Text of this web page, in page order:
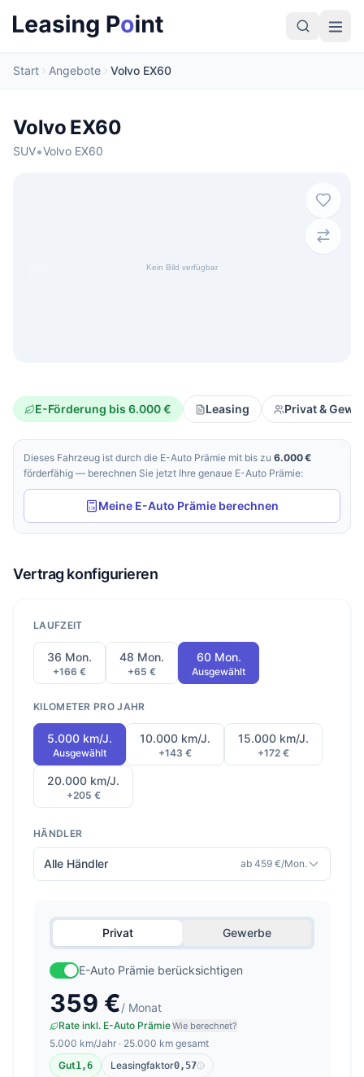
Start Angebote Volvo EX60
Volvo EX60
SUV•Volvo EX60
E-Förderung bis 6.000 € Leasing Privat &
Dieses Fahrzeug ist durch die E-Auto Prämie mit bis zu 6.000 €
förderfähig — berechnen Sie jetzt Ihre genaue E-Auto Prämie:
Meine E-Auto Prämie berechnen
Vertrag konfigurieren
LAUFZEIT
36 Mon.
+166 €
48 Mon.
+65 €
60 Mon.
Ausgewählt
KILOMETER PRO JAHR
5.000 km/J.
Ausgewählt
10.000 km/J.
+143 €
15.000 km/J.
+172 €
20.000 km/J.
+205 €
HÄNDLER
Alle Händler ab 459 €/Mon.
Privat Gewerbe
E-Auto Prämie berücksichtigen
359 €/ Monat
Rate inkl. E-Auto PrämieWie berechnet?
5.000 km/Jahr · 25.000 km gesamt
Gut1,6 Leasingfaktor0,57